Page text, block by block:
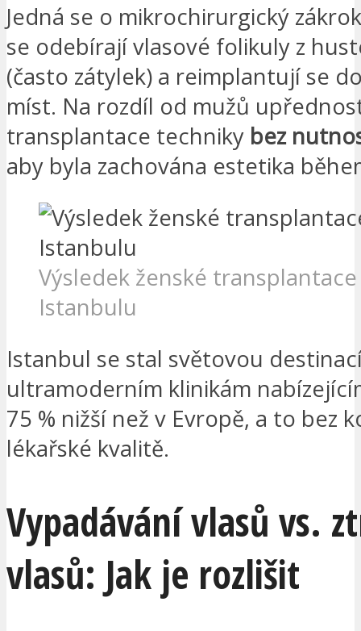
Jedná se o mikrochirurgický
se odebírají vlasové folikuly z
(často zátylek) a reimplantují se
míst. Na rozdíl od mužů
transplantace techniky bez
aby byla zachována estetika
Výsledek ženské
Istanbulu
Istanbul se stal světovou
ultramoderním klinikám
75 % nižší než v Evropě, a to bez
lékařské kvalitě.
Vypadávání vlasů vs.
vlasů: Jak je rozlišit